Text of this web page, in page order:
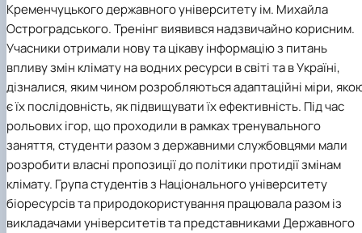
Кременчуцького державного університету ім. Михайла
Остроградського. Тренінг виявився надзвичайно корисним.
Учасники отримали нову та цікаву інформацію з питань
впливу змін клімату на водних ресурси в світі та в Україні,
дізналися, яким чином розробляються адаптаційні міри,
є їх послідовність, як підвищувати їх ефективність. Під час
рольових ігор, що проходили в рамках тренувального
заняття, студенти разом з державними службовцями мали
розробити власні пропозиції до політики протидії змінам
клімату. Група студентів з Національного університету
біоресурсів та природокористування працювала разом із
викладачами університетів та представниками Державного